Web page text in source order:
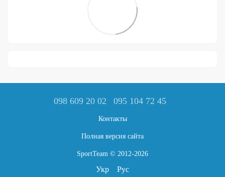
098 609 20 02 095 104 72 45
Контакты
Полная версия сайта
SportTeam © 2012-2026
Укр Рус